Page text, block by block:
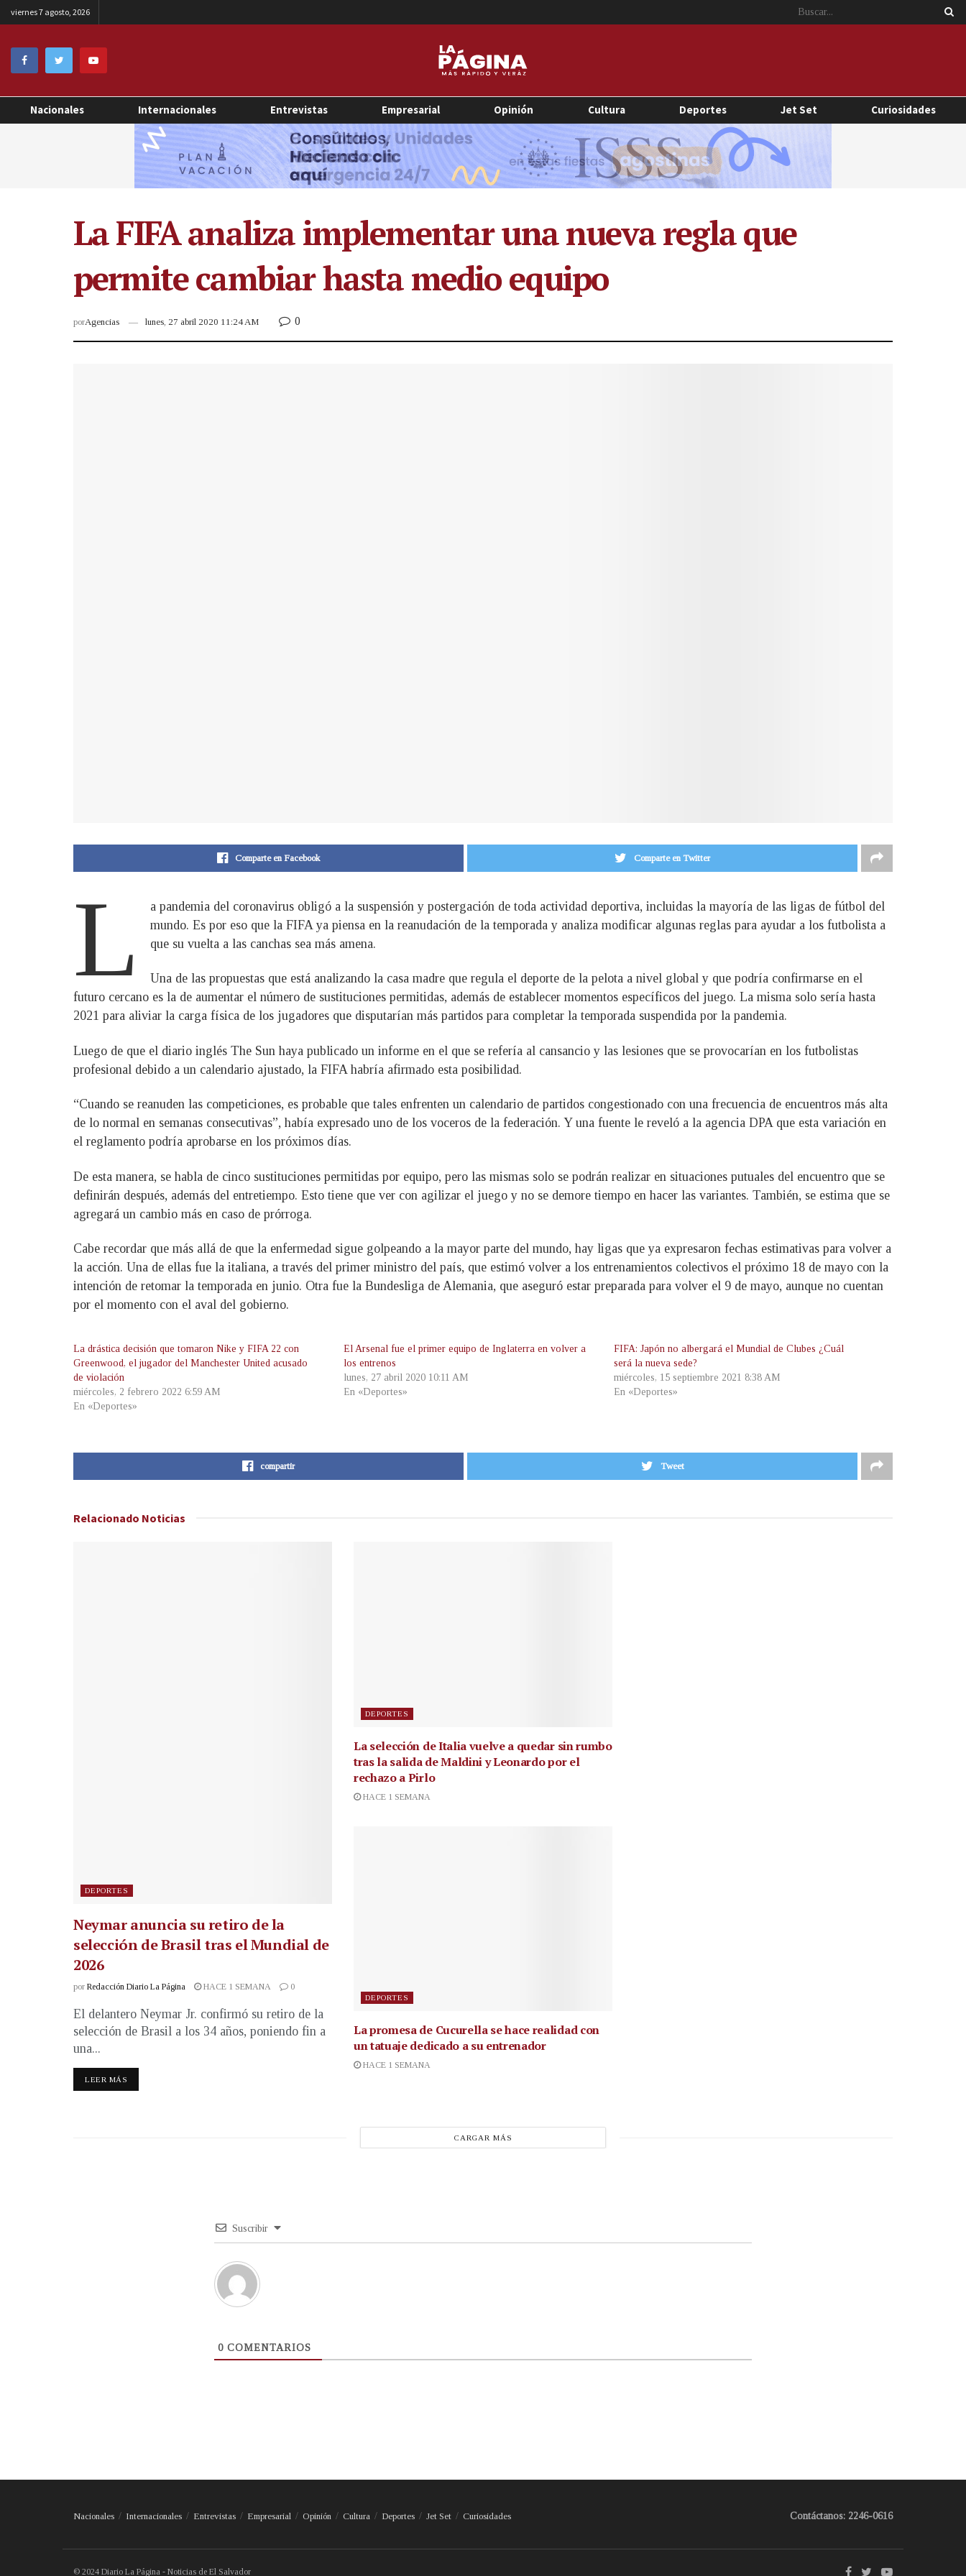
viernes 7 agosto, 2026
Nacionales Internacionales Entrevistas Empresarial Opinión Cultura Deportes Jet Set Curiosidades
La FIFA analiza implementar una nueva regla que
permite cambiar hasta medio equipo
porAgencias lunes, 27 abril 2020 11:24 AM 0
Comparte en Facebook Comparte en Twitter
L
a pandemia del coronavirus obligó a la suspensión y postergación de toda actividad deportiva, incluidas la mayoría de las ligas de fútbol del
mundo. Es por eso que la FIFA ya piensa en la reanudación de la temporada y analiza modificar algunas reglas para ayudar a los futbolista a
que su vuelta a las canchas sea más amena.
Una de las propuestas que está analizando la casa madre que regula el deporte de la pelota a nivel global y que podría confirmarse en el
futuro cercano es la de aumentar el número de sustituciones permitidas, además de establecer momentos específicos del juego. La misma solo sería hasta
2021 para aliviar la carga física de los jugadores que disputarían más partidos para completar la temporada suspendida por la pandemia.
Luego de que el diario inglés The Sun haya publicado un informe en el que se refería al cansancio y las lesiones que se provocarían en los futbolistas
profesional debido a un calendario ajustado, la FIFA habría afirmado esta posibilidad.
“Cuando se reanuden las competiciones, es probable que tales enfrenten un calendario de partidos congestionado con una frecuencia de encuentros más alta
de lo normal en semanas consecutivas”, había expresado uno de los voceros de la federación. Y una fuente le reveló a la agencia DPA que esta variación en
el reglamento podría aprobarse en los próximos días.
De esta manera, se habla de cinco sustituciones permitidas por equipo, pero las mismas solo se podrán realizar en situaciones putuales del encuentro que se
definirán después, además del entretiempo. Esto tiene que ver con agilizar el juego y no se demore tiempo en hacer las variantes. También, se estima que se
agregará un cambio más en caso de prórroga.
Cabe recordar que más allá de que la enfermedad sigue golpeando a la mayor parte del mundo, hay ligas que ya expresaron fechas estimativas para volver a
la acción. Una de ellas fue la italiana, a través del primer ministro del país, que estimó volver a los entrenamientos colectivos el próximo 18 de mayo con la
intención de retomar la temporada en junio. Otra fue la Bundesliga de Alemania, que aseguró estar preparada para volver el 9 de mayo, aunque no cuentan
por el momento con el aval del gobierno.
La drástica decisión que tomaron Nike y FIFA 22 con
Greenwood, el jugador del Manchester United acusado
de violación
miércoles, 2 febrero 2022 6:59 AM
En «Deportes»
El Arsenal fue el primer equipo de Inglaterra en volver a
los entrenos
lunes, 27 abril 2020 10:11 AM
En «Deportes»
FIFA: Japón no albergará el Mundial de Clubes ¿Cuál
será la nueva sede?
miércoles, 15 septiembre 2021 8:38 AM
En «Deportes»
compartir Tweet
Relacionado Noticias
DEPORTES
Neymar anuncia su retiro de la
selección de Brasil tras el Mundial de
2026
por Redacción Diario La Página HACE 1 SEMANA 0
El delantero Neymar Jr. confirmó su retiro de la
selección de Brasil a los 34 años, poniendo fin a
una...
LEER MÁS
DEPORTES
La selección de Italia vuelve a quedar sin rumbo
tras la salida de Maldini y Leonardo por el
rechazo a Pirlo
HACE 1 SEMANA
DEPORTES
La promesa de Cucurella se hace realidad con
un tatuaje dedicado a su entrenador
HACE 1 SEMANA
CARGAR MÁS
Suscribir
0 COMENTARIOS
Nacionales Internacionales Entrevistas Empresarial Opinión Cultura Deportes Jet Set Curiosidades Contáctanos: 2246-0616
© 2024 Diario La Página - Noticias de El Salvador